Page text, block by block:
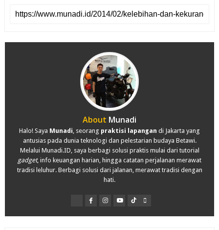
About Munadi
Halo! Saya Munadi, seorang praktisi lapangan di Jakarta yang
antusias pada dunia teknologi dan pelestarian budaya Betawi.
Melalui Munadi.ID, saya berbagi solusi praktis mulai dari tutorial
gadget, info keuangan harian, hingga catatan perjalanan merawat
tradisi leluhur. Berbagi solusi dari jalanan, merawat tradisi dengan
hati.